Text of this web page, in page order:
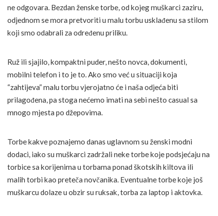
ne odgovara. Bezdan ženske torbe, od kojeg muškarci zaziru,
odjednom se mora pretvoriti u malu torbu usklađenu sa stilom
koji smo odabrali za određenu priliku.
Ruž ili sjajilo, kompaktni puder, nešto novca, dokumenti,
mobilni telefon i to je to. Ako smo već u situaciji koja
“zahtijeva” malu torbu vjerojatno će i naša odjeća biti
prilagođena, pa stoga nećemo imati na sebi nešto casual sa
mnogo mjesta po džepovima.
Torbe kakve poznajemo danas uglavnom su ženski modni
dodaci, iako su muškarci zadržali neke torbe koje podsjećaju na
torbice sa korijenima u torbama ponad škotskih kiltova ili
malih torbi kao preteča novčanika. Eventualne torbe koje još
muškarcu dolaze u obzir su ruksak, torba za laptop i aktovka.